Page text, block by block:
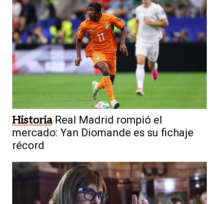
Historia Real Madrid rompió el
mercado: Yan Diomande es su fichaje
récord